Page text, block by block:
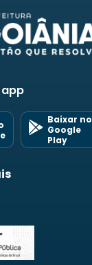
app
Baixar no
Google
Play